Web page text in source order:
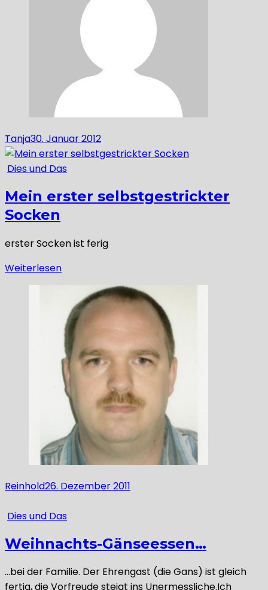
Tanja30. Januar 2012
Dies und Das
Mein erster selbstgestrickter
Socken
erster Socken ist ferig
Weiterlesen
Reinhold26. Dezember 2011
Dies und Das
Weihnachts-Gänseessen…
…bei der Familie. Der Ehrengast (die Gans) ist gleich
fertig, die Vorfreude steigt ins Unermessliche.Ich